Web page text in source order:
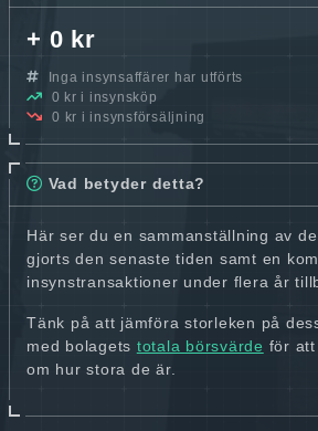
+ 0 kr
Inga insynsaffärer har utförts
0 kr i insynsköp
0 kr i insynsförsäljning
Vad betyder detta?
Här ser du en sammanställning av
gjorts den senaste tiden samt en
insynstransaktioner under flera år
Tänk på att jämföra storleken på
med bolagets totala börsvärde för
om hur stora de är.